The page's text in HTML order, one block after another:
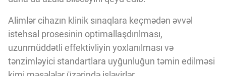
Alimlər cihazın klinik sınaqlara keçmədən əvvəl
istehsal prosesinin optimallaşdırılması,
uzunmüddətli effektivliyin yoxlanılması və
tənzimləyici standartlara uyğunluğun təmin edilməsi